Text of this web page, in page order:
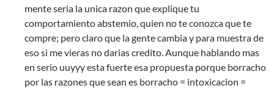
mente seria la unica razon que explique tu
comportamiento abstemio, quien no te conozca que te
compre; pero claro que la gente cambia y para muestra de
eso si me vieras no darias credito. Aunque hablando mas
en serio uuyyy esta fuerte esa propuesta porque borracho
por las razones que sean es borracho = intoxicacion =